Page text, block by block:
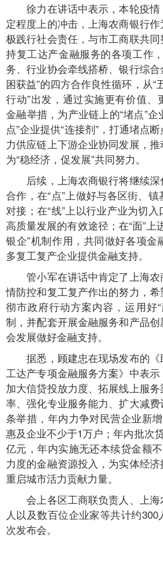
徐力在讲话中表示，本轮疫情
定程度上的冲击，上海农商银行
极践行社会责任，与市工商联共
持复工达产金融服务的各项工作
务、行业协会牵线搭桥、银行综
困获益”的四方合作良性循环，从“
行动”出发，通过实施更有价值、
金融举措，为产业链上的“堵点”企
点”企业提供“连接剂”，打通堵点
力供应链上下游企业协同发展，推
为“稳经济，促发展”共同努力。
后续，上海农商银行将继续深
合作，在“点”上做好与各区街、
对接；在“线”上以行业产业为切
高质量发展的有效途径；在“面”上
银企”机制作用，共同做好各项金
多复工复产企业提供金融支持。
管小军在讲话中肯定了上海农
情防控和复工复产作出的努力，
彻市政府行动方案内容，运用好
制，并配套开展金融服务和产品
会发展做好金融支持。
据悉，顾建忠在现场发布的《
工达产专项金融服务方案》中表
加大信贷投放力度、拓展线上服
率、强化专业服务能力、扩大减
条举措，年内力争对民营企业新增
惠及企业不少于1万户；年内批次
亿元，年内实施无还本续贷金额
力度的金融资源投入，为实体经
重启城市活力贡献力量。
会上各区工商联负责人、上海
人以及数百位企业家等共计约
次发布会。